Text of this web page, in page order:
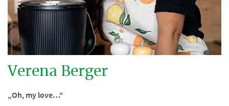
Verena Berger
„Oh, my love…“